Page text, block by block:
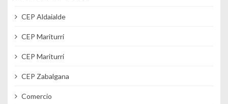
CEP Aldaialde
CEP Mariturri
CEP Mariturri
CEP Zabalgana
Comercio